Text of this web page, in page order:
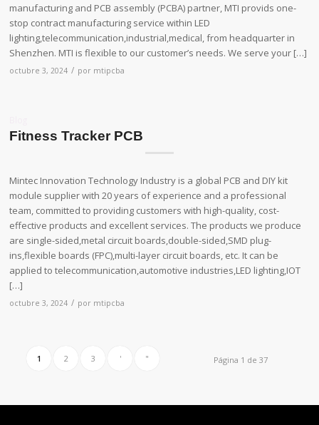
manufacturing and PCB assembly (PCBA) partner, MTI provids one-
stop contract manufacturing service within LED
lighting,telecommunication,industrial,medical, from headquarter in
Shenzhen. MTI is flexible to our customer’s needs. We serve your […]
octubre 3, 2024 / por mtipcba
Fitness Tracker PCB
Mintec Innovation Technology Industry is a global PCB and DIY kit
module supplier with 20 years of experience and a professional
team, committed to providing customers with high-quality, cost-
effective products and excellent services. The products we produce
are single-sided,metal circuit boards,double-sided,SMD plug-
ins,flexible boards (FPC),multi-layer circuit boards, etc. It can be
applied to telecommunication,automotive industries,LED lighting,IOT
[…]
octubre 3, 2024 / por mtipcba
Página 1 de 37
1 2 3 ' "